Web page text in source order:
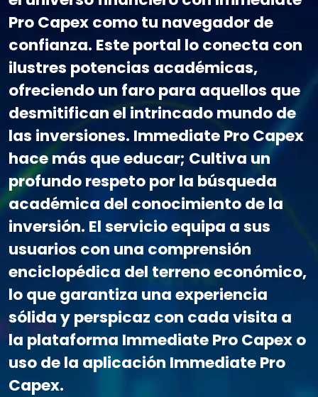
Pro Capex como tu navegador de
confianza. Este portal lo conecta con
ilustres potencias académicas,
ofreciendo un faro para aquellos que
desmitifican el intrincado mundo de
las inversiones. Immediate Pro Capex
hace más que educar; Cultiva un
profundo respeto por la búsqueda
académica del conocimiento de la
inversión. El servicio equipa a sus
usuarios con una comprensión
enciclopédica del terreno económico,
lo que garantiza una experiencia
sólida y perspicaz con cada visita a
la plataforma Immediate Pro Capex o
uso de la aplicación Immediate Pro
Capex.